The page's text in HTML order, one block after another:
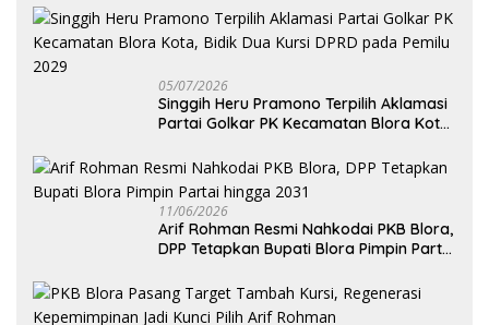
05/07/2026
Singgih Heru Pramono Terpilih Aklamasi
Partai Golkar PK Kecamatan Blora Kota,
11/06/2026
Arif Rohman Resmi Nahkodai PKB Blora,
DPP Tetapkan Bupati Blora Pimpin Partai